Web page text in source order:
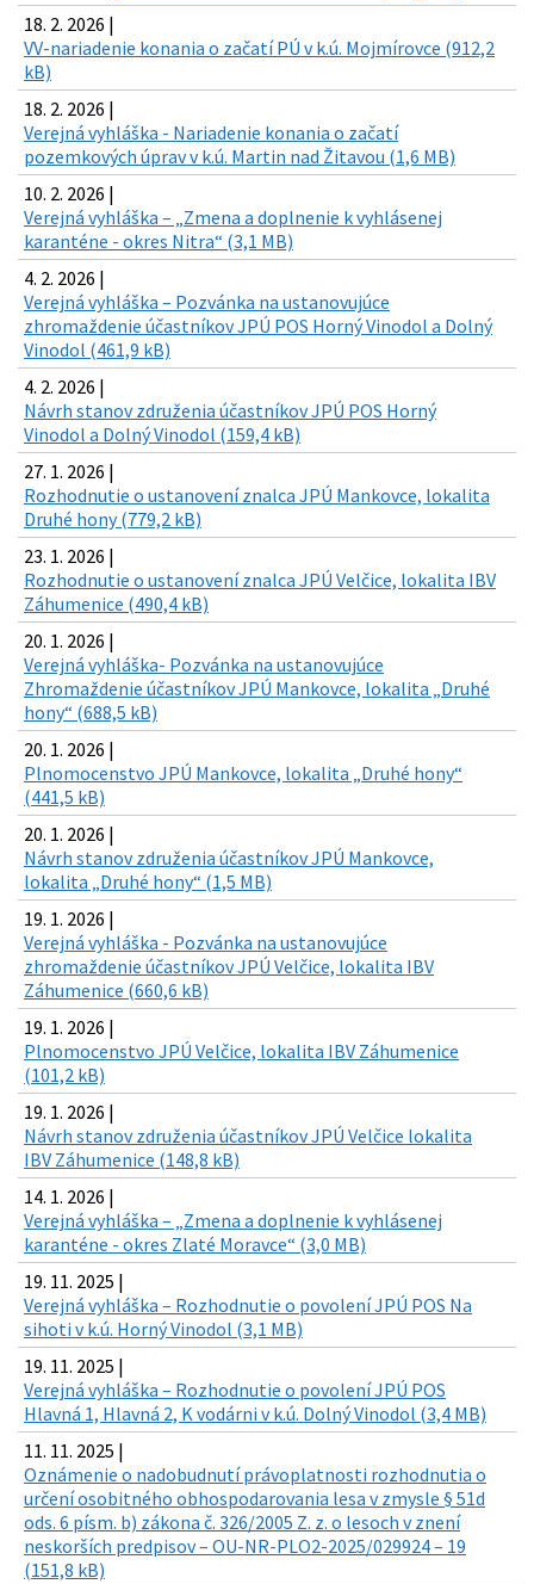
18. 2. 2026 |
VV-nariadenie konania o začatí PÚ v k.ú. Mojmírovce (912,2
kB)
18. 2. 2026 |
Verejná vyhláška - Nariadenie konania o začatí
pozemkových úprav v k.ú. Martin nad Žitavou (1,6 MB)
10. 2. 2026 |
Verejná vyhláška – „Zmena a doplnenie k vyhlásenej
karanténe - okres Nitra“ (3,1 MB)
4. 2. 2026 |
Verejná vyhláška – Pozvánka na ustanovujúce
zhromaždenie účastníkov JPÚ POS Horný Vinodol a Dolný
Vinodol (461,9 kB)
4. 2. 2026 |
Návrh stanov združenia účastníkov JPÚ POS Horný
Vinodol a Dolný Vinodol (159,4 kB)
27. 1. 2026 |
Rozhodnutie o ustanovení znalca JPÚ Mankovce, lokalita
Druhé hony (779,2 kB)
23. 1. 2026 |
Rozhodnutie o ustanovení znalca JPÚ Velčice, lokalita IBV
Záhumenice (490,4 kB)
20. 1. 2026 |
Verejná vyhláška- Pozvánka na ustanovujúce
Zhromaždenie účastníkov JPÚ Mankovce, lokalita „Druhé
hony“ (688,5 kB)
20. 1. 2026 |
Plnomocenstvo JPÚ Mankovce, lokalita „Druhé hony“
(441,5 kB)
20. 1. 2026 |
Návrh stanov združenia účastníkov JPÚ Mankovce,
lokalita „Druhé hony“ (1,5 MB)
19. 1. 2026 |
Verejná vyhláška - Pozvánka na ustanovujúce
zhromaždenie účastníkov JPÚ Velčice, lokalita IBV
Záhumenice (660,6 kB)
19. 1. 2026 |
Plnomocenstvo JPÚ Velčice, lokalita IBV Záhumenice
(101,2 kB)
19. 1. 2026 |
Návrh stanov združenia účastníkov JPÚ Velčice lokalita
IBV Záhumenice (148,8 kB)
14. 1. 2026 |
Verejná vyhláška – „Zmena a doplnenie k vyhlásenej
karanténe - okres Zlaté Moravce“ (3,0 MB)
19. 11. 2025 |
Verejná vyhláška – Rozhodnutie o povolení JPÚ POS Na
sihoti v k.ú. Horný Vinodol (3,1 MB)
19. 11. 2025 |
Verejná vyhláška – Rozhodnutie o povolení JPÚ POS
Hlavná 1, Hlavná 2, K vodárni v k.ú. Dolný Vinodol (3,4 MB)
11. 11. 2025 |
Oznámenie o nadobudnutí právoplatnosti rozhodnutia o
určení osobitného obhospodarovania lesa v zmysle § 51d
ods. 6 písm. b) zákona č. 326/2005 Z. z. o lesoch v znení
neskorších predpisov – OU-NR-PLO2-2025/029924 – 19
(151,8 kB)